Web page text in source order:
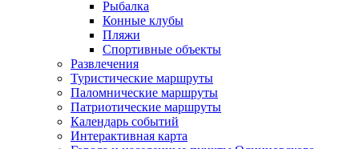
Рыбалка
Конные клубы
Пляжи
Спортивные объекты
Развлечения
Туристические маршруты
Паломнические маршруты
Патриотические маршруты
Календарь событий
Интерактивная карта